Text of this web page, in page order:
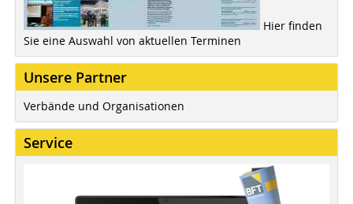
Hier finden
Sie eine Auswahl von aktuellen Terminen
Unsere Partner
Verbände und Organisationen
Service